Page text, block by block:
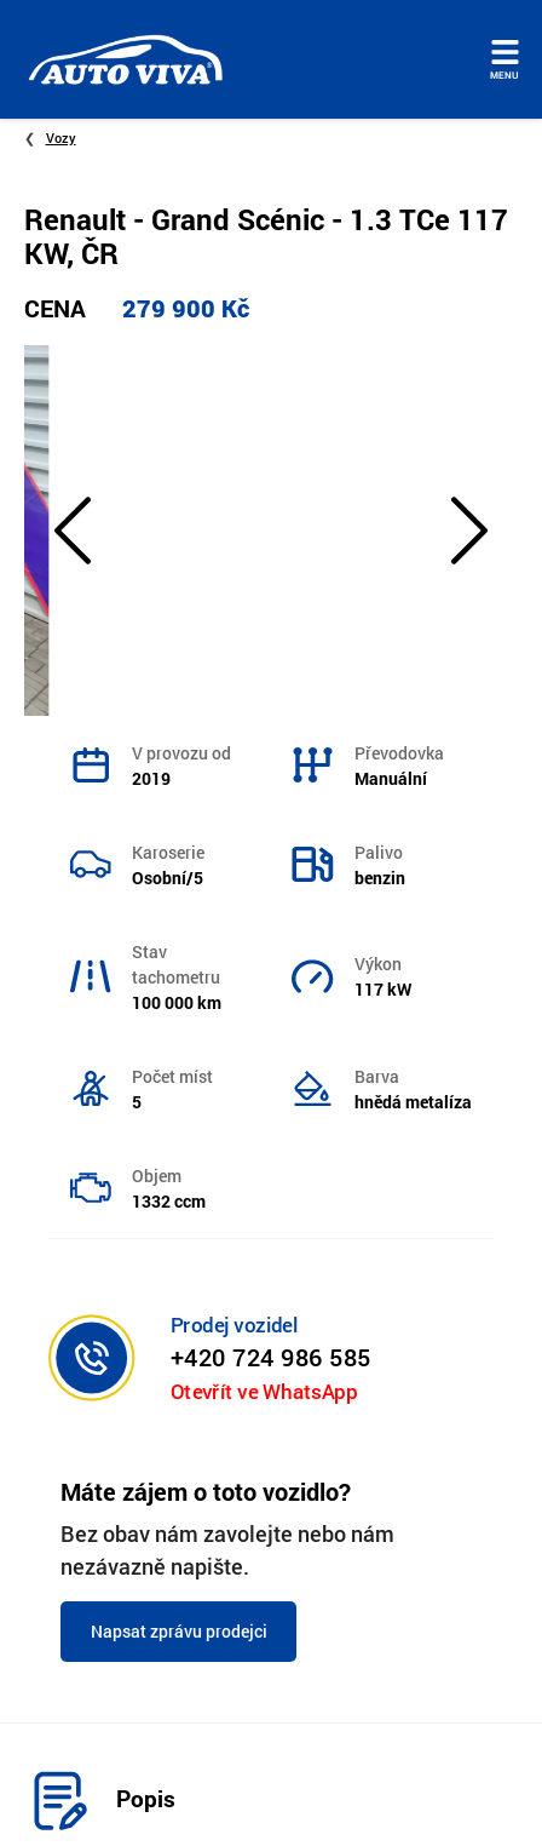
Úvodní
MENU
Vozy
Renault - Grand Scénic - 1.3 TCe 117
KW, ČR
CENA 279 900 Kč
V provozu od
2019
Převodovka
Manuální
Karoserie
Osobní/5
Palivo
benzin
Stav
tachometru
100 000 km
Výkon
117 kW
Počet míst
5
Barva
hnědá metalíza
Objem
1332 ccm
Prodej vozidel
+420 724 986 585
Otevřít ve WhatsApp
Máte zájem o toto vozidlo?
Bez obav nám zavolejte nebo nám
nezávazně napište.
Napsat zprávu prodejci
Popis